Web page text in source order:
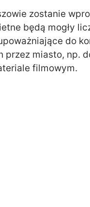
zostanie
będą mogły
do
miasto, np.
filmowym.